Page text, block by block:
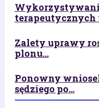
terapeutycznych
Zalety uprawy
plonu...
Ponowny
sędziego po...